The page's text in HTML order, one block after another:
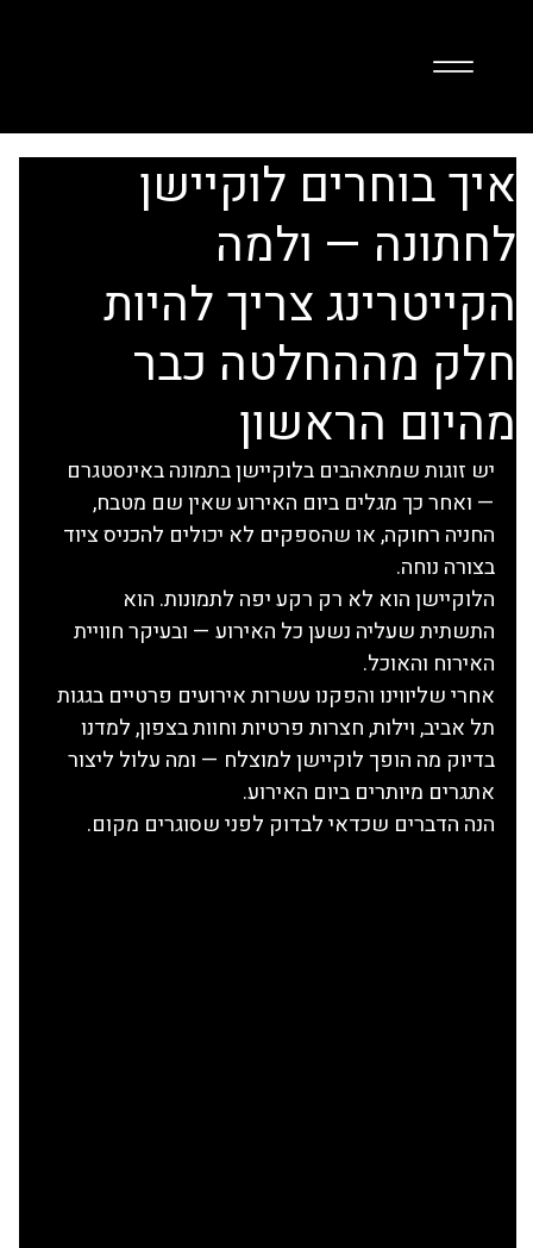
איך בוחרים לוקיישן
לחתונה — ולמה
הקייטרינג צריך להיות
חלק מההחלטה כבר
מהיום הראשון
יש זוגות שמתאהבים בלוקיישן בתמונה באינסטגרם
— ואחר כך מגלים ביום האירוע שאין שם מטבח,
החניה רחוקה, או שהספקים לא יכולים להכניס ציוד
בצורה נוחה.
הלוקיישן הוא לא רק רקע יפה לתמונות. הוא
התשתית שעליה נשען כל האירוע — ובעיקר חוויית
האירוח והאוכל.
אחרי שליווינו והפקנו עשרות אירועים פרטיים בגגות
תל אביב, וילות, חצרות פרטיות וחוות בצפון, למדנו
בדיוק מה הופך לוקיישן למוצלח — ומה עלול ליצור
אתגרים מיותרים ביום האירוע.
הנה הדברים שכדאי לבדוק לפני שסוגרים מקום.